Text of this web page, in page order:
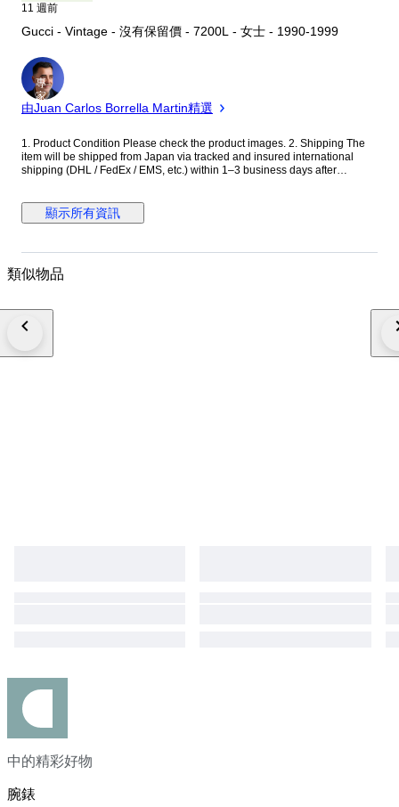
11 週前
Gucci - Vintage - 沒有保留價 - 7200L - 女士 - 1990-1999
專
家
由Juan Carlos Borrella Martin精選
1. Product Condition Please check the product images. 2. Shipping The
item will be shipped from Japan via tracked and insured international
shipping (DHL / FedEx / EMS, etc.) within 1–3 business days after
waterproof packaging. 3. Customs & Import Taxes This item is shipped as
DDU (Delivered Duty Unpaid). Any customs duties, import taxes, VAT, and
These charges are not included in the item price or shipping cost. Please
nature of vintage and pre-owned items, returns are generally not
bid, as signs of age, wear, and minor imperfections are to be expected.
顯示所有資訊
類似物品
中的精彩好物
腕錶